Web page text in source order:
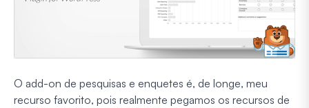
O add-on de pesquisas e enquetes é, de longe, meu
recurso favorito, pois realmente pegamos os recursos de